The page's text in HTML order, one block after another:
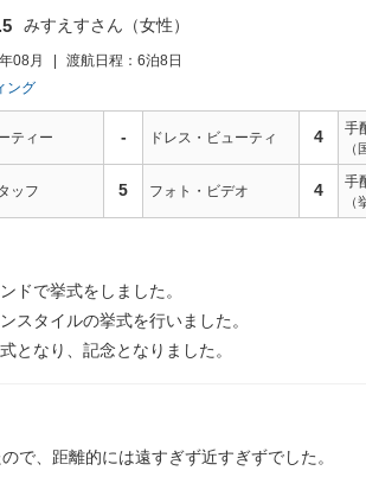
みすえすさん 女性
08月
渡航日程：6泊8日
ング
ティー - ドレス・ビューティ 4 手
（
ッフ 5 フォト・ビデオ 4 手
（
ドで挙式をしました。
スタイルの挙式を行いました。
となり、記念となりました。
で、距離的には遠すぎず近すぎずでした。